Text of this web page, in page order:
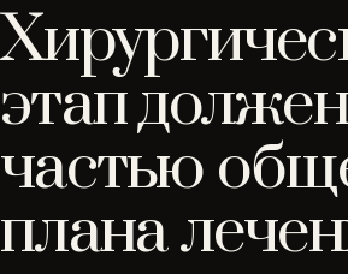
этап
частью
плана